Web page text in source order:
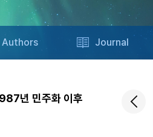
Authors Journal
년 민주화 이후